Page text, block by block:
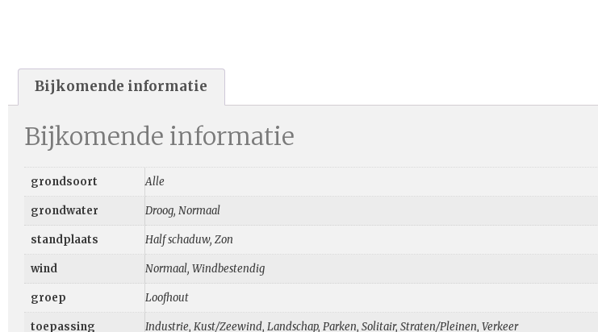
Bijkomende informatie
Bijkomende informatie
grondsoort Alle
grondwater Droog, Normaal
standplaats Half schaduw, Zon
wind Normaal, Windbestendig
groep Loofhout
toepassing Industrie, Kust/Zeewind, Landschap, Parken, Solitair, Straten/Pleinen, Verkeer